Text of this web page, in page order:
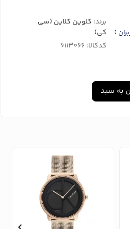
)
برند: کلوین کلاین (سی
کی)
کدکالا:
به سبد